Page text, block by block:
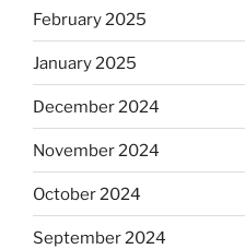
February 2025
January 2025
December 2024
November 2024
October 2024
September 2024